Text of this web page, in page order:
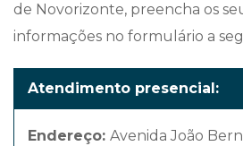
de Novorizonte, preencha os
informações no formulário a
Atendimento presencial:
Endereço: Avenida João